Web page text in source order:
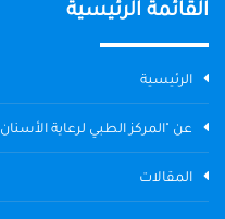
القائمة الرئيسية
الرئيسية
عن "المركز الطبي لرعاية الأسنان"
المقالات